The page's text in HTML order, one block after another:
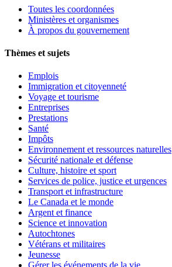
Toutes les coordonnées
Ministères et organismes
À propos du gouvernement
Thèmes et sujets
Emplois
Immigration et citoyenneté
Voyage et tourisme
Entreprises
Prestations
Santé
Impôts
Environnement et ressources naturelles
Sécurité nationale et défense
Culture, histoire et sport
Services de police, justice et urgences
Transport et infrastructure
Le Canada et le monde
Argent et finance
Science et innovation
Autochtones
Vétérans et militaires
Jeunesse